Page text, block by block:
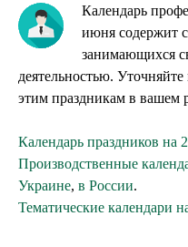
Календарь
июня содержит
занимающихся
деятельностью.
этим праздникам в вашем
Календарь праздников на
Производственные
Украине, в России.
Тематические календари